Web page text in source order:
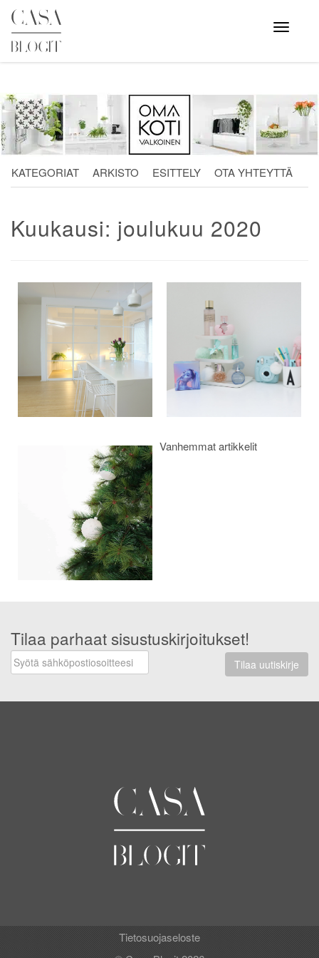
Skip
content
Avaa
valikko
KATEGORIAT ARKISTO ESITTELY OTA YHTEYTTÄ
Kuukausi: joulukuu 2020
Artikkelien
selaus
Vanhemmat artikkelit
Tilaa parhaat sisustuskirjoitukset!
Tilaa uutiskirje
Tietosuojaseloste